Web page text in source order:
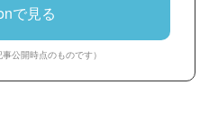
で見る
公開時点のものです）